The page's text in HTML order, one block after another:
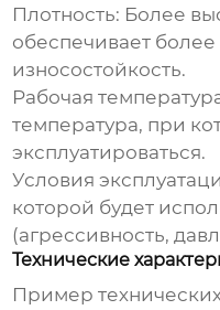
Плотность: Более
обеспечивает
износостойкость.
Рабочая
температура, при
эксплуатироваться.
Условия
которой будет
(агрессивность,
Технические
Пример